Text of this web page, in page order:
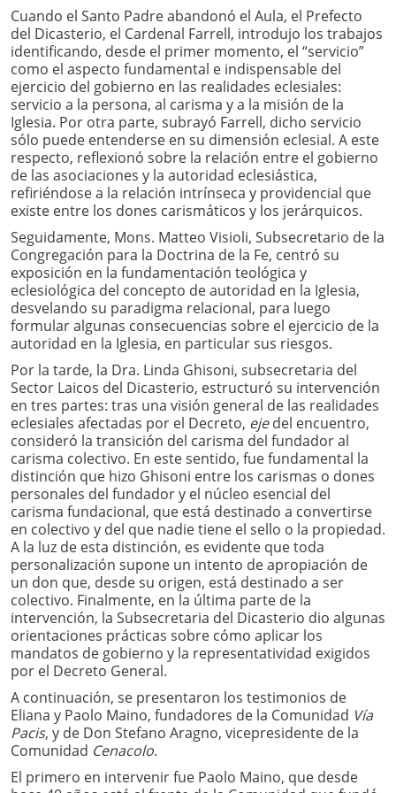
Cuando el Santo Padre abandonó el Aula, el Prefecto
del Dicasterio, el Cardenal Farrell, introdujo los trabajos
identificando, desde el primer momento, el “servicio”
como el aspecto fundamental e indispensable del
ejercicio del gobierno en las realidades eclesiales:
servicio a la persona, al carisma y a la misión de la
Iglesia. Por otra parte, subrayó Farrell, dicho servicio
sólo puede entenderse en su dimensión eclesial. A este
respecto, reflexionó sobre la relación entre el gobierno
de las asociaciones y la autoridad eclesiástica,
refiriéndose a la relación intrínseca y providencial que
existe entre los dones carismáticos y los jerárquicos.
Seguidamente, Mons. Matteo Visioli, Subsecretario de la
Congregación para la Doctrina de la Fe, centró su
exposición en la fundamentación teológica y
eclesiológica del concepto de autoridad en la Iglesia,
desvelando su paradigma relacional, para luego
formular algunas consecuencias sobre el ejercicio de la
autoridad en la Iglesia, en particular sus riesgos.
Por la tarde, la Dra. Linda Ghisoni, subsecretaria del
Sector Laicos del Dicasterio, estructuró su intervención
en tres partes: tras una visión general de las realidades
eclesiales afectadas por el Decreto, ejedel encuentro,
consideró la transición del carisma del fundador al
carisma colectivo. En este sentido, fue fundamental la
distinción que hizo Ghisoni entre los carismas o dones
personales del fundador y el núcleo esencial del
carisma fundacional, que está destinado a convertirse
en colectivo y del que nadie tiene el sello o la propiedad.
A la luz de esta distinción, es evidente que toda
personalización supone un intento de apropiación de
un don que, desde su origen, está destinado a ser
colectivo. Finalmente, en la última parte de la
intervención, la Subsecretaria del Dicasterio dio algunas
orientaciones prácticas sobre cómo aplicar los
mandatos de gobierno y la representatividad exigidos
por el Decreto General.
A continuación, se presentaron los testimonios de
Eliana y Paolo Maino, fundadores de la Comunidad Vía
Pacis, y de Don Stefano Aragno, vicepresidente de la
Comunidad Cenacolo.
El primero en intervenir fue Paolo Maino, que desde